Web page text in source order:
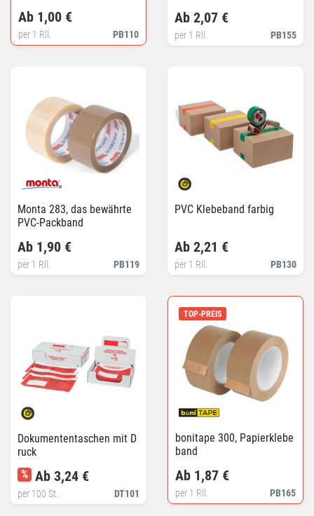
PB110
Ab 1,00 €
per 1 Rll. PB155
Ab 2,07 €
per 1 Rll.
Monta 283, das bewährte
PVC-Packband
PB119
Ab 1,90 €
per 1 Rll.
PVC Klebeband farbig
PB130
Ab 2,21 €
per 1 Rll.
Dokumententaschen mit D
ruck
DT101
% Ab 3,24 €
per 100 St.
TOP-PREIS
bonitape 300, Papierklebe
band
PB165
Ab 1,87 €
per 1 Rll.